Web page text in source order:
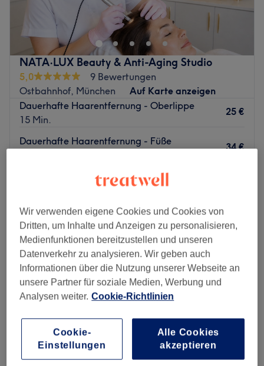
NATA·LUX Beauty & Anti-Aging Studio
5,0
9 Bewertungen
Ostbahnhof, München
Auf Karte anzeigen
Dauerhafte Haarentfernung - Oberlippe
15 Min.
25 €
Dauerhafte Haarentfernung - Füße
34 €
Dauerhafte Haarentfernung - Bauchlinie
Schnellansicht Saloninfos
Montag 09:00–17:30
Dienstag
08:00–20:00
Mittwoch
08:00–17:30
Donnerstag
08:00– 20:00
Freitag
Sonntag
Geschlossen
Mein Studio NATA·LUX Beauty & Training liegt im
Wir verwenden eigene Cookies und Cookies von
Dritten, um Inhalte und Anzeigen zu personalisieren,
Medienfunktionen bereitzustellen und unseren
Datenverkehr zu analysieren. Wir geben auch
Informationen über die Nutzung unserer Webseite an
unsere Partner für soziale Medien, Werbung und
Analysen weiter. Cookie-Richtlinien
Cookie-
Einstellungen
Alle Cookies
akzeptieren